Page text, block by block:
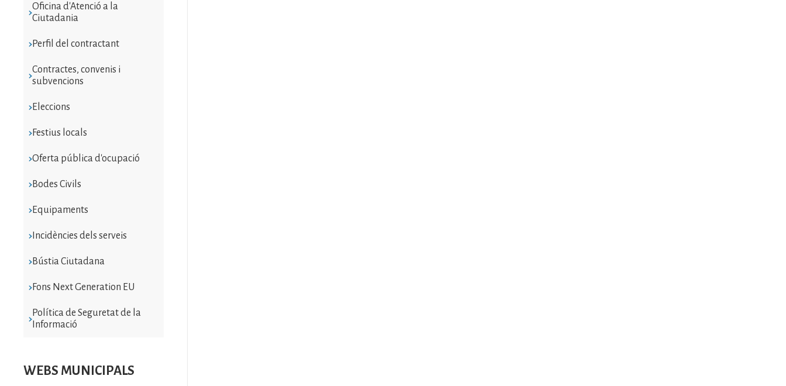
Oficina d'Atenció a la
Ciutadania
Perfil del contractant
Contractes, convenis i
subvencions
Eleccions
Festius locals
Oferta pública d'ocupació
Bodes Civils
Equipaments
Incidències dels serveis
Bústia Ciutadana
Fons Next Generation EU
Política de Seguretat de la
Informació
WEBS MUNICIPALS